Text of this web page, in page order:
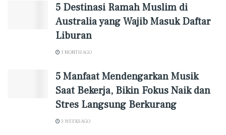
5 Destinasi Ramah Muslim di
Australia yang Wajib Masuk Daftar
Liburan
1 MONTH AGO
5 Manfaat Mendengarkan Musik
Saat Bekerja, Bikin Fokus Naik dan
Stres Langsung Berkurang
3 WEEKS AGO